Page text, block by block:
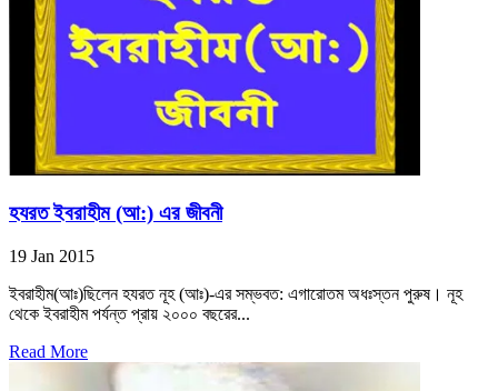
হযরত ইবরাহীম (আ:) এর জীবনী
19 Jan 2015
ইবরাহীম(আঃ)ছিলেন হযরত নূহ (আঃ)-এর সম্ভবত: এগারোতম অধঃস্তন পুরুষ। নূহ
থেকে ইবরাহীম পর্যন্ত প্রায় ২০০০ বছরের...
Read More